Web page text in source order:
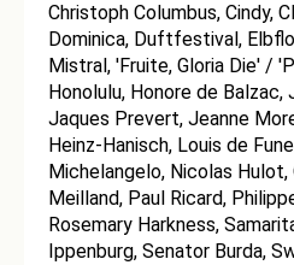
Christoph Columbus, Cindy,
Dominica, Duftfestival,
Mistral, 'Fruite, Gloria Die' /
Honolulu, Honore de
Jaques Prevert, Jeanne
Heinz-Hanisch, Louis de
Michelangelo, Nicolas
Meilland, Paul Ricard,
Rosemary Harkness,
Ippenburg, Senator Burda,